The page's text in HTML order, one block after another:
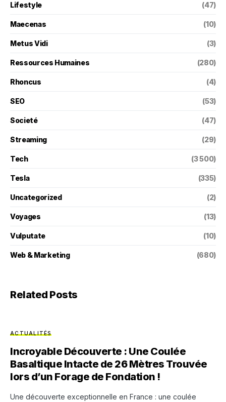
Lifestyle (47)
Maecenas (10)
Metus Vidi (3)
Ressources Humaines (280)
Rhoncus (4)
SEO (53)
Societé (47)
Streaming (29)
Tech (3 500)
Tesla (335)
Uncategorized (2)
Voyages (13)
Vulputate (10)
Web & Marketing (680)
Related Posts
ACTUALITÉS
Incroyable Découverte : Une Coulée
Basaltique Intacte de 26 Mètres Trouvée
lors d’un Forage de Fondation !
Une découverte exceptionnelle en France : une coulée